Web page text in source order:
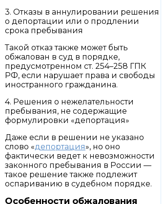
3. Отказы в аннулировании решения
о депортации или о продлении
срока пребывания
Такой отказ также может быть
обжалован в суд в порядке,
предусмотренном ст. 254–258 ГПК
РФ, если нарушает права и свободы
иностранного гражданина.
4. Решения о нежелательности
пребывания, не содержащие
формулировки «депортация»
Даже если в решении не указано
слово «депортация», но оно
фактически ведет к невозможности
законного пребывания в России —
такое решение также подлежит
оспариванию в судебном порядке.
Особенности обжалования